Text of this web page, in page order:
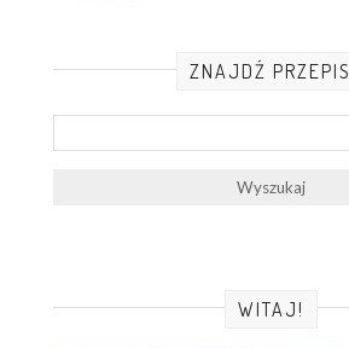
ZNAJDŹ PRZEPIS
WITAJ!